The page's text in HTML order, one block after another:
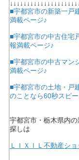
■宇都宮市の新築一戸
満載ページ♪
■宇都宮市の中古住宅
報満載ページ♪
■宇都宮市の中古マン
満載ページ♪
■宇都宮市の土地・戸
のことなら60秒スピ
宇都宮市・栃木県内
探しは
ＬＩＸＩＬ不動産シ